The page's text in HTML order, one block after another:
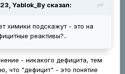
Yablok_By сказал:
химики подскажут - это на
реактивы?..
- никакого дефицита, тем
что "дефицит" - это понятие